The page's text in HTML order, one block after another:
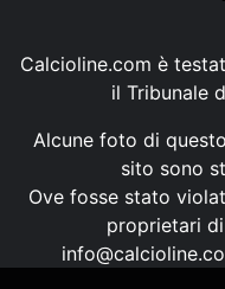
Calcioline.com è
il Tribunale
Alcune foto di
sito sono
Ove fosse stato
proprietari